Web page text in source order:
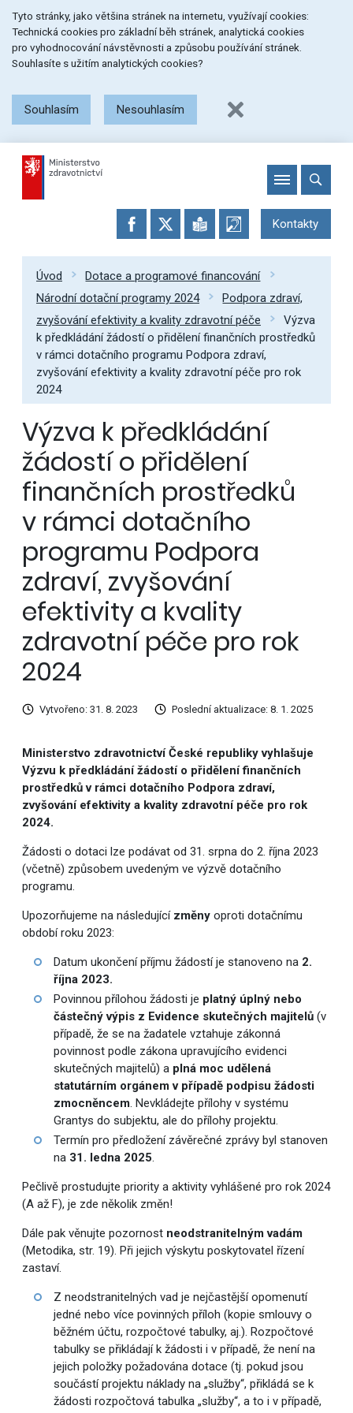
na
menu
na
obsah
na
patičku
stránky
Tyto stránky, jako většina stránek na internetu, využívají cookies:
Technická cookies pro základní běh stránek, analytická cookies
pro vyhodnocování návstěvnosti a způsobu používání stránek.
Souhlasíte s užitím analytických cookies?
Souhlasím Nesouhlasím
Kontakty
Úvod
Dotace a programové financování
Národní dotační programy 2024
Podpora zdraví,
zvyšování efektivity a kvality zdravotní péče
Výzva
k předkládání žádostí o přidělení finančních prostředků
v rámci dotačního programu Podpora zdraví,
zvyšování efektivity a kvality zdravotní péče pro rok
2024
Výzva k předkládání
žádostí o přidělení
finančních prostředků
v rámci dotačního
programu Podpora
zdraví, zvyšování
efektivity a kvality
zdravotní péče pro rok
2024
Vytvořeno: 31. 8. 2023 Poslední aktualizace: 8. 1. 2025
Ministerstvo zdravotnictví České republiky vyhlašuje
Výzvu k předkládání žádostí o přidělení finančních
prostředků v rámci dotačního Podpora zdraví,
zvyšování efektivity a kvality zdravotní péče pro rok
2024.
Žádosti o dotaci lze podávat od 31. srpna do 2. října 2023
(včetně) způsobem uvedeným ve výzvě dotačního
programu.
Upozorňujeme na následující změnyoproti dotačnímu
období roku 2023:
Datum ukončení příjmu žádostí je stanoveno na 2.
října 2023.
Povinnou přílohou žádosti je platný úplný nebo
částečný výpis z Evidence skutečných majitelů(v
případě, že se na žadatele vztahuje zákonná
povinnost podle zákona upravujícího evidenci
skutečných majitelů) a plná moc udělená
statutárním orgánem v případě podpisu žádosti
zmocněncem. Nevkládejte přílohy v systému
Grantys do subjektu, ale do přílohy projektu.
Termín pro předložení závěrečné zprávy byl stanoven
na 31. ledna 2025.
Pečlivě prostudujte priority a aktivity vyhlášené pro rok 2024
(A až F), je zde několik změn!
Dále pak věnujte pozornost neodstranitelným vadám
(Metodika, str. 19). Při jejich výskytu poskytovatel řízení
zastaví.
Z neodstranitelných vad je nejčastější opomenutí
jedné nebo více povinných příloh (kopie smlouvy o
běžném účtu, rozpočtové tabulky, aj.). Rozpočtové
tabulky se přikládají k žádosti i v případě, že není na
jejich položky požadována dotace (tj. pokud jsou
součástí projektu náklady na „služby“, přikládá se k
žádosti rozpočtová tabulka „služby“, a to i v případě,